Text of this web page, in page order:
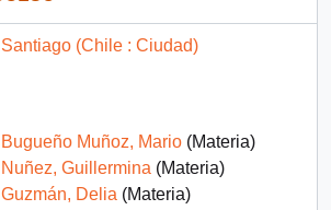
Santiago (Chile : Ciudad)
Bugueño Muñoz, Mario(Materia)
Nuñez, Guillermina (Materia)
Guzmán, Delia (Materia)